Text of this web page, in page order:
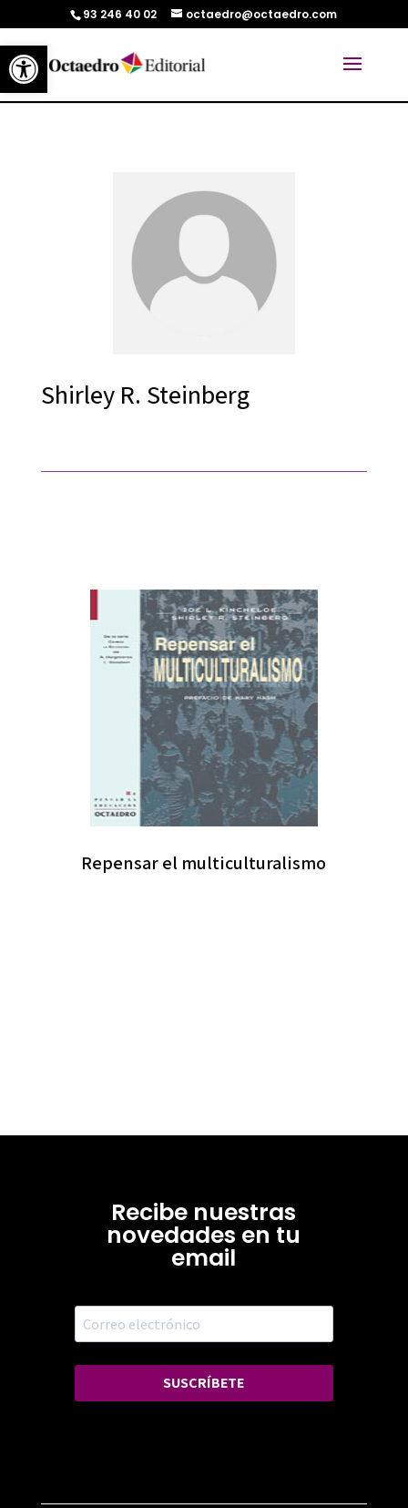
Abrir barra de herramientas
93 246 40 02 octaedro@octaedro.com
Shirley R. Steinberg
Repensar el multiculturalismo
Recibe nuestras
novedades en tu
email
SUSCRÍBETE